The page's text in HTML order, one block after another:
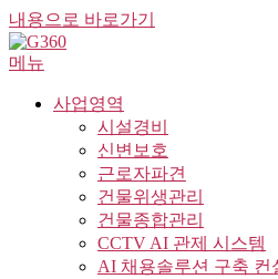
내용으로 바로가기
메뉴
사업영역
시설경비
신변보호
근로자파견
건물위생관리
건물종합관리
CCTV AI 관제 시스템
AI 채용솔루션 구축 컨